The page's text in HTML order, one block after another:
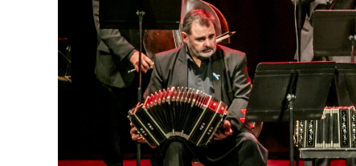
Emmanuel Marín y Lola Gutiérrez Rey
de Buenos Aires.
La compañía también llevó su
Indigo, en India, y realizar una gira por
Cultural como Embajadores Turísticos,
distinción Identidades Marplatenses